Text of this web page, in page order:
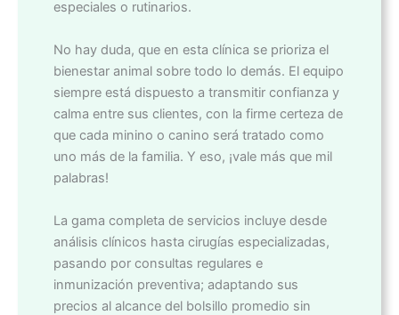
especiales o rutinarios.
No hay duda, que en esta clínica se prioriza el
bienestar animal sobre todo lo demás. El equipo
siempre está dispuesto a transmitir confianza y
calma entre sus clientes, con la firme certeza de
que cada minino o canino será tratado como
uno más de la familia. Y eso, ¡vale más que mil
palabras!
La gama completa de servicios incluye desde
análisis clínicos hasta cirugías especializadas,
pasando por consultas regulares e
inmunización preventiva; adaptando sus
precios al alcance del bolsillo promedio sin